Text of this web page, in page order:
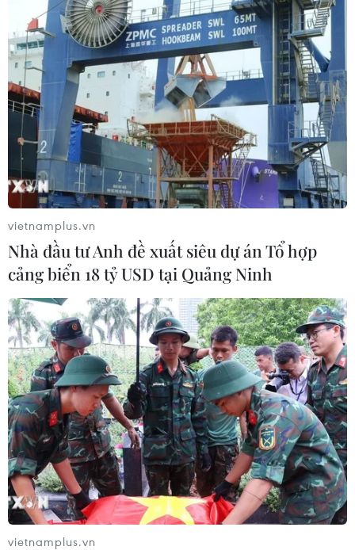
vietnamplus.vn
Nhà đầu tư Anh đề xuất siêu dự án Tổ hợp
cảng biển 18 tỷ USD tại Quảng Ninh
vietnamplus.vn